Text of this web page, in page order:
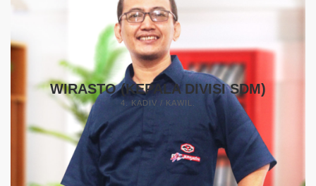
WIRASTO (KEPALA DIVISI SDM)
4. KADIV / KAWIL.